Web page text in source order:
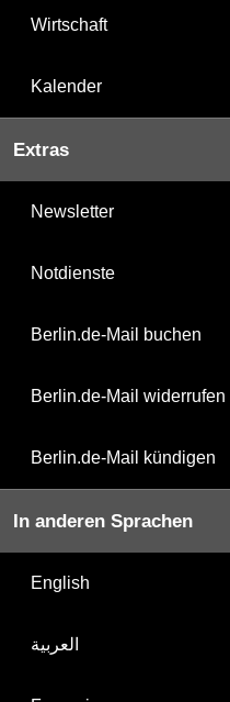
Wirtschaft
Kalender
Extras
Newsletter
Notdienste
Berlin.de-Mail buchen
Berlin.de-Mail widerrufen
Berlin.de-Mail kündigen
In anderen Sprachen
English
العربية